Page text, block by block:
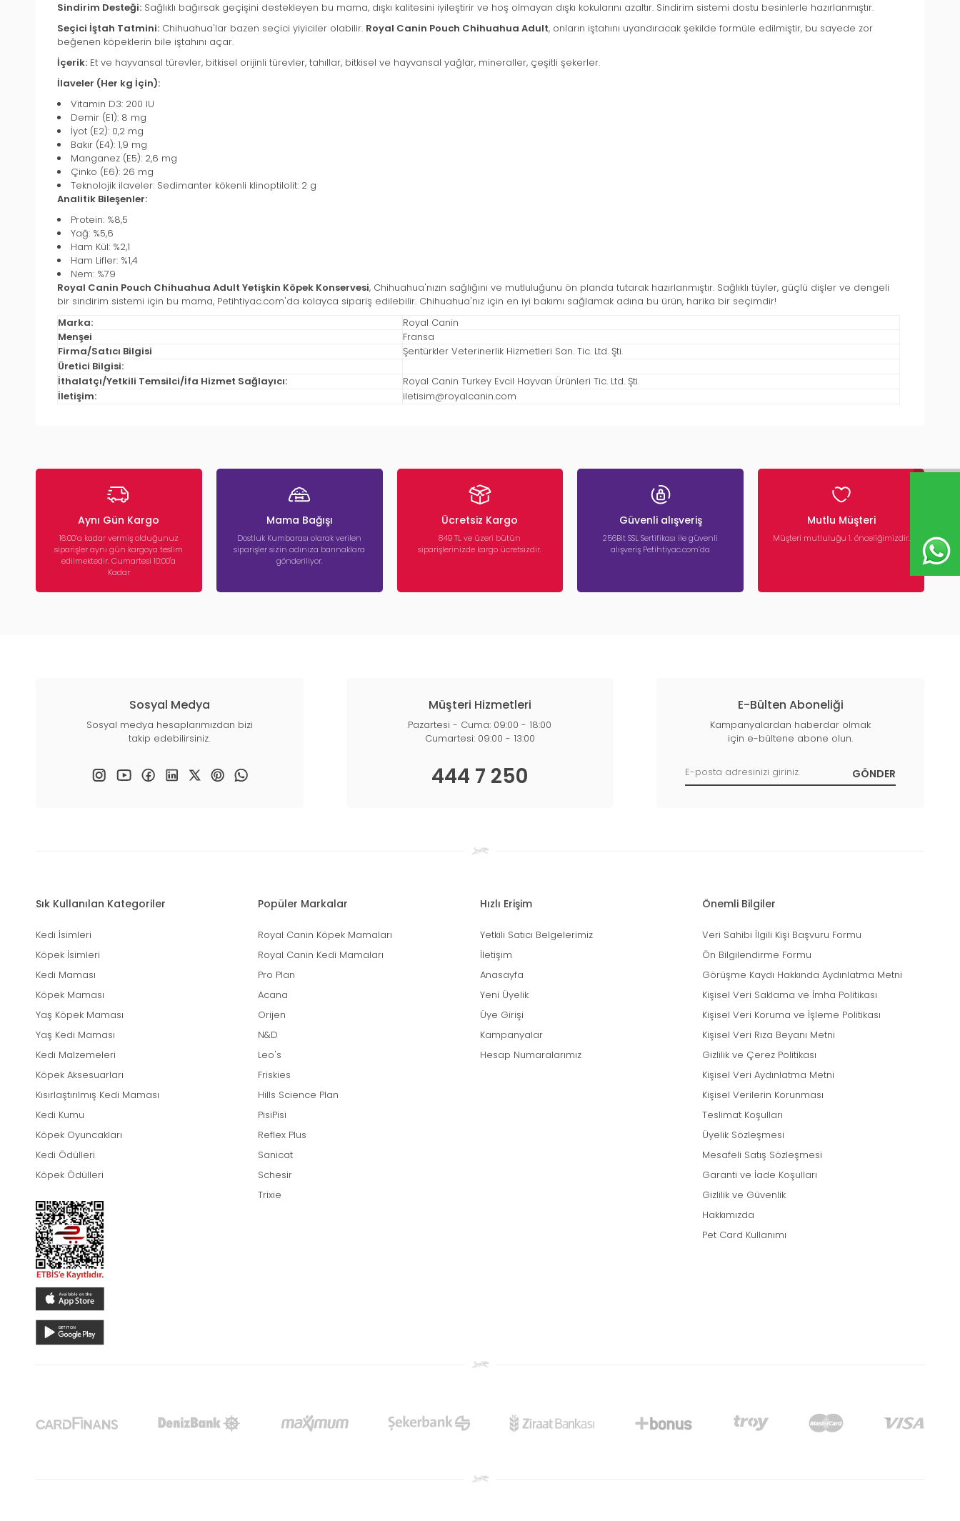
Sindirim Desteği: Sağlıklı bağırsak geçişini destekleyen bu mama, dışkı kalitesini iyileştirir ve hoş olmayan dışkı kokularını azaltır. Sindirim sistemi dostu besinlerle hazırlanmıştır.
Seçici İştah Tatmini: Chihuahua'lar bazen seçici yiyiciler olabilir. Royal Canin Pouch Chihuahua Adult, onların iştahını uyandıracak şekilde formüle edilmiştir, bu sayede zor
beğenen köpeklerin bile iştahını açar.
İçerik: Et ve hayvansal türevler, bitkisel orijinli türevler, tahıllar, bitkisel ve hayvansal yağlar, mineraller, çeşitli şekerler.
İlaveler (Her kg İçin):
Vitamin D3: 200 IU
Demir (E1): 8 mg
İyot (E2): 0,2 mg
Bakır (E4): 1,9 mg
Manganez (E5): 2,6 mg
Çinko (E6): 26 mg
Teknolojik ilaveler: Sedimanter kökenli klinoptilolit: 2 g
Analitik Bileşenler:
Protein: %8,5
Yağ: %5,6
Ham Kül: %2,1
Ham Lifler: %1,4
Nem: %79
Royal Canin Pouch Chihuahua Adult Yetişkin Köpek Konservesi, Chihuahua'nızın sağlığını ve mutluluğunu ön planda tutarak hazırlanmıştır. Sağlıklı tüyler, güçlü dişler ve dengeli
bir sindirim sistemi için bu mama, Petihtiyac.com'da kolayca sipariş edilebilir. Chihuahua'nız için en iyi bakımı sağlamak adına bu ürün, harika bir seçimdir!
Marka:
Royal Canin
Menşei
Fransa
Firma/Satıcı Bilgisi
Şentürkler Veterinerlik Hizmetleri San. Tic. Ltd. Şti.
Üretici Bilgisi:
İthalatçı/Yetkili Temsilci/İfa Hizmet Sağlayıcı:
Royal Canin Turkey Evcil Hayvan Ürünleri Tic. Ltd. Şti.
İletişim:
iletisim@royalcanin.com
Aynı Gün Kargo
16:00’a kadar vermiş olduğunuz
siparişler aynı gün kargoya teslim
edilmektedir. Cumartesi 10:00'a
Kadar
Mama Bağışı
Dostluk Kumbarası olarak verilen
siparişler sizin adınıza barınaklara
gönderiliyor.
Ücretsiz Kargo
849 TL ve üzeri bütün
siparişlerinizde kargo ücretsizdir.
Güvenli alışveriş
256Bit SSL Sertifikası ile güvenli
alışveriş Petihtiyac.com’da
Mutlu Müşteri
Müşteri mutluluğu 1. önceliğimizdir.
Sosyal Medya
Sosyal medya hesaplarımızdan bizi
takip edebilirsiniz.
Müşteri Hizmetleri
Pazartesi - Cuma: 09:00 - 18:00
Cumartesi: 09:00 - 13:00
444 7 250
E-Bülten Aboneliği
Kampanyalardan haberdar olmak
için e-bültene abone olun.
Sık Kullanılan Kategoriler
Kedi İsimleri
Köpek İsimleri
Kedi Maması
Köpek Maması
Yaş Köpek Maması
Yaş Kedi Maması
Kedi Malzemeleri
Köpek Aksesuarları
Kısırlaştırılmış Kedi Maması
Kedi Kumu
Köpek Oyuncakları
Kedi Ödülleri
Köpek Ödülleri
Popüler Markalar
Royal Canin Köpek Mamaları
Royal Canin Kedi Mamaları
Pro Plan
Acana
Orijen
N&D
Leo's
Friskies
Hills Science Plan
PisiPisi
Reflex Plus
Sanicat
Schesir
Trixie
Hızlı Erişim
Yetkili Satıcı Belgelerimiz
İletişim
Anasayfa
Yeni Üyelik
Üye Girişi
Kampanyalar
Hesap Numaralarımız
Önemli Bilgiler
Veri Sahibi İlgili Kişi Başvuru Formu
Ön Bilgilendirme Formu
Görüşme Kaydı Hakkında Aydınlatma Metni
Kişisel Veri Saklama ve İmha Politikası
Kişisel Veri Koruma ve İşleme Politikası
Kişisel Veri Rıza Beyanı Metni
Gizlilik ve Çerez Politikası
Kişisel Veri Aydınlatma Metni
Kişisel Verilerin Korunması
Teslimat Koşulları
Üyelik Sözleşmesi
Mesafeli Satış Sözleşmesi
Garanti ve İade Koşulları
Gizlilik ve Güvenlik
Hakkımızda
Pet Card Kullanımı